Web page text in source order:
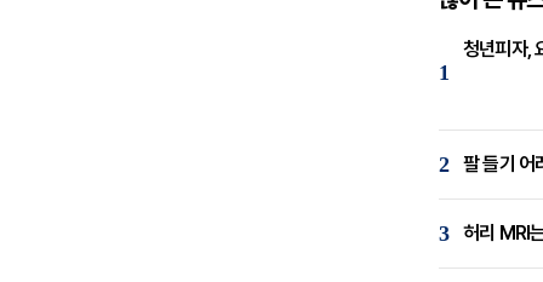
1
청년피자,
2 팔 들기 어
3 허리 MRI